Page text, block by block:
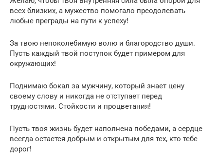
всех близких, а мужество помогало преодолевать
любые преграды на пути к успеху!
За твою непоколебимую волю и благородство души.
Пусть каждый твой поступок будет примером для
окружающих!
Поднимаю бокал за мужчину, который знает цену
своему слову и никогда не отступает перед
трудностями. Стойкости и процветания!
Пусть твоя жизнь будет наполнена победами, а сердце
всегда остается добрым и открытым для тех, кто тебе
дорог!